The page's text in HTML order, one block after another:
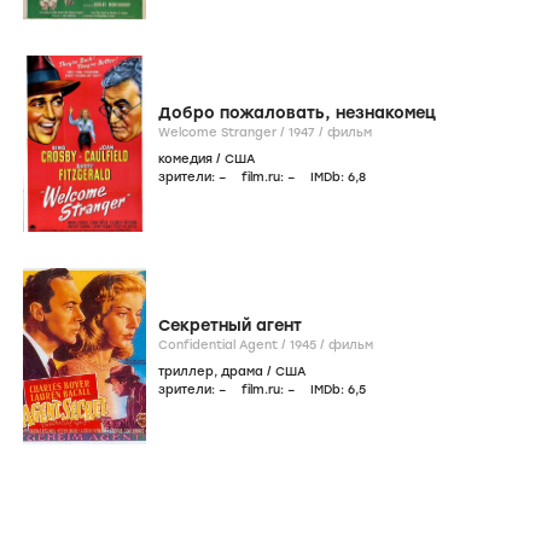
Добро пожаловать, незнакомец
Welcome Stranger / 1947 / фильм
комедия / США
зрители: – film.ru: – IMDb: 6,8
Секретный агент
Confidential Agent / 1945 / фильм
триллер, драма / США
зрители: – film.ru: – IMDb: 6,5